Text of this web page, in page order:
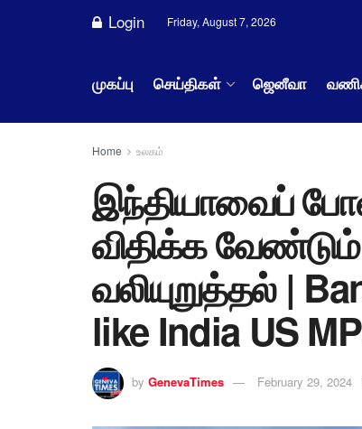
Login Friday, August 7, 2026
முகப்பு செய்திகள் ஜெனீவா
Home உலகம்
இந்தியாவைப்
விதிக்க
வலியுறுத்தல் |
like India US
by GenevaTimes February 29, 2024